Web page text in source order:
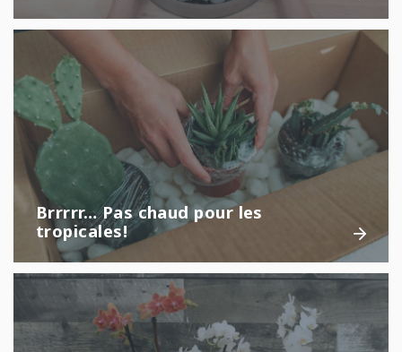
Brrrrr… Pas chaud pour les
tropicales!